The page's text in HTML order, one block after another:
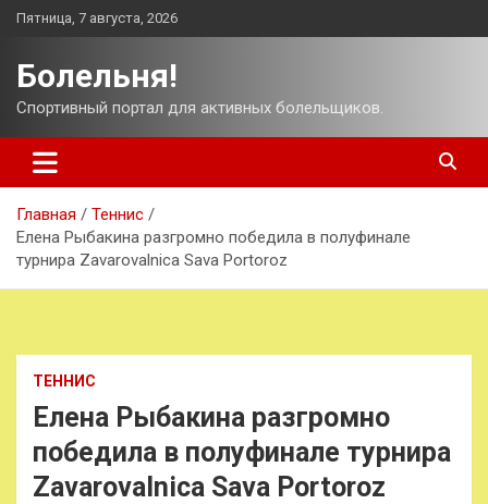
Перейти
Пятница, 7 августа, 2026
Болельня!
Спортивный портал для активных болельщиков.
Главная
Теннис
Елена Рыбакина разгромно победила в полуфинале
турнира Zavarovalnica Sava Portoroz
ТЕННИС
Елена Рыбакина разгромно
победила в полуфинале турнира
Zavarovalnica Sava Portoroz